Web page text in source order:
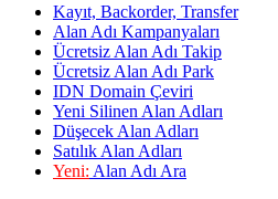
Kayıt, Backorder, Transfer
Alan Adı Kampanyaları
Ücretsiz Alan Adı Takip
Ücretsiz Alan Adı Park
IDN Domain Çeviri
Yeni Silinen Alan Adları
Düşecek Alan Adları
Satılık Alan Adları
Yeni: Alan Adı Ara